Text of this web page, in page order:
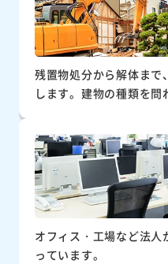
残置物処分から解体まで
します。建物の種類を問
オフィス・工場など法
っています。